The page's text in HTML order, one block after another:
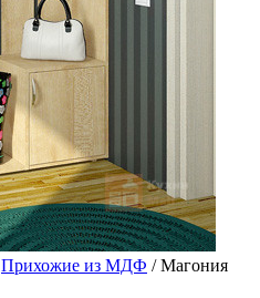
Прихожие из МДФ / Магония